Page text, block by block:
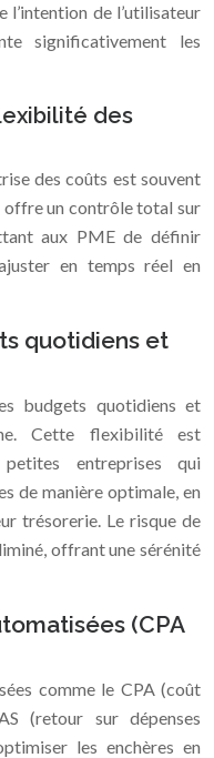
l’intention de l’utilisateur
significativement les
des
des coûts est souvent
offre un contrôle total sur
aux PME de définir
en temps réel en
quotidiens et
budgets quotidiens et
Cette flexibilité est
entreprises qui
de manière optimale, en
trésorerie. Le risque de
offrant une sérénité
(CPA
comme le CPA (coût
(retour sur dépenses
les enchères en